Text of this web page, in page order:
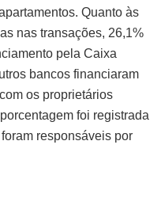
Quanto às
nas transações, 26,1%
pela Caixa
bancos financiaram
os proprietários
foi registrada
responsáveis por